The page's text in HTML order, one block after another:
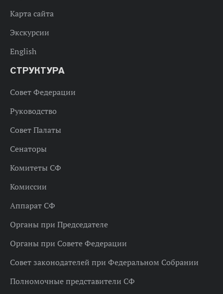
Карта сайта
Экскурсии
English
СТРУКТУРА
Совет Федерации
Руководство
Совет Палаты
Сенаторы
Комитеты СФ
Комиссии
Аппарат СФ
Органы при Председателе
Органы при Совете Федерации
Совет законодателей при Федеральном Собрании
Полномочные представители СФ